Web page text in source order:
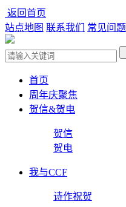
返回首页
站点地图 联系我们 常见问题
首页
周年庆聚焦
贺信&贺电
贺信
贺电
我与CCF
诗作祝贺